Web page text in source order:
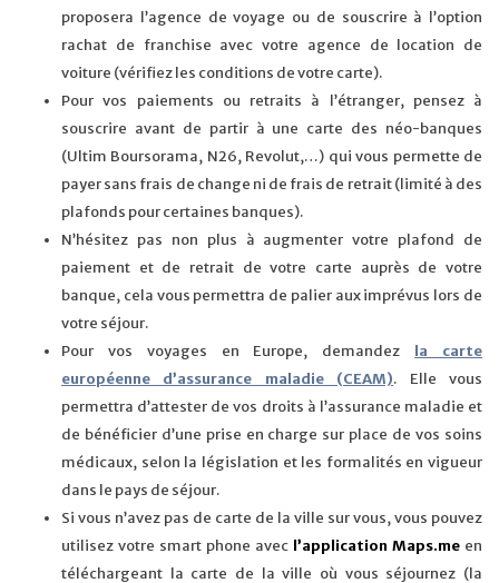
proposera l’agence de voyage ou de souscrire à l’option
rachat de franchise avec votre agence de location de
voiture (vérifiez les conditions de votre carte).
Pour vos paiements ou retraits à l’étranger, pensez à
souscrire avant de partir à une carte des néo-banques
(Ultim Boursorama, N26, Revolut,…) qui vous permette de
payer sans frais de change ni de frais de retrait (limité à des
plafonds pour certaines banques).
N’hésitez pas non plus à augmenter votre plafond de
paiement et de retrait de votre carte auprès de votre
banque, cela vous permettra de palier aux imprévus lors de
votre séjour.
Pour vos voyages en Europe, demandez la carte
européenne d’assurance maladie (CEAM). Elle vous
permettra d’attester de vos droits à l’assurance maladie et
de bénéficier d’une prise en charge sur place de vos soins
médicaux, selon la législation et les formalités en vigueur
dans le pays de séjour.
Si vous n’avez pas de carte de la ville sur vous, vous pouvez
utilisez votre smart phone avec l’application Maps.me en
téléchargeant la carte de la ville où vous séjournez (la